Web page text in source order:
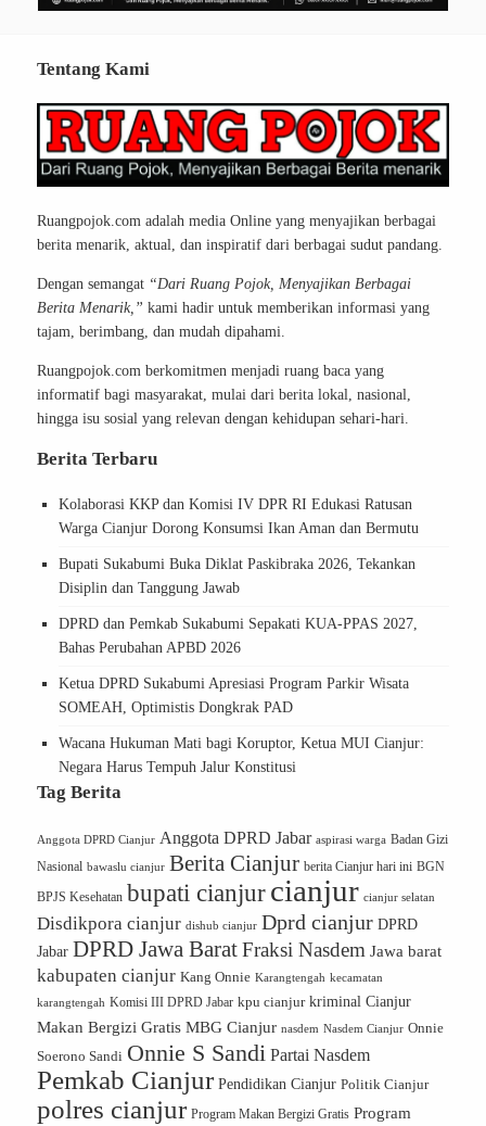
Tentang Kami
Ruangpojok.com adalah media Online yang menyajikan berbagai
berita menarik, aktual, dan inspiratif dari berbagai sudut pandang.
Dengan semangat “Dari Ruang Pojok, Menyajikan Berbagai
Berita Menarik,” kami hadir untuk memberikan informasi yang
tajam, berimbang, dan mudah dipahami.
Ruangpojok.com berkomitmen menjadi ruang baca yang
informatif bagi masyarakat, mulai dari berita lokal, nasional,
hingga isu sosial yang relevan dengan kehidupan sehari-hari.
Berita Terbaru
Kolaborasi KKP dan Komisi IV DPR RI Edukasi Ratusan
Warga Cianjur Dorong Konsumsi Ikan Aman dan Bermutu
Bupati Sukabumi Buka Diklat Paskibraka 2026, Tekankan
Disiplin dan Tanggung Jawab
DPRD dan Pemkab Sukabumi Sepakati KUA-PPAS 2027,
Bahas Perubahan APBD 2026
Ketua DPRD Sukabumi Apresiasi Program Parkir Wisata
SOMEAH, Optimistis Dongkrak PAD
Wacana Hukuman Mati bagi Koruptor, Ketua MUI Cianjur:
Negara Harus Tempuh Jalur Konstitusi
Tag Berita
Anggota DPRD Cianjur Anggota DPRD Jabar aspirasi warga Badan Gizi
Nasional bawaslu cianjur Berita Cianjur berita Cianjur hari ini BGN
BPJS Kesehatan bupati cianjurcianjur cianjur selatan
Disdikpora cianjur dishub cianjur Dprd cianjur DPRD
Jabar DPRD Jawa BaratFraksi Nasdem Jawa barat
kabupaten cianjur Kang Onnie Karangtengah kecamatan
karangtengah Komisi III DPRD Jabar kpu cianjur kriminal Cianjur
Makan Bergizi Gratis MBG Cianjur nasdem Nasdem Cianjur Onnie
Soerono Sandi Onnie S Sandi Partai Nasdem
Pemkab Cianjur Pendidikan Cianjur Politik Cianjur
polres cianjur Program Makan Bergizi Gratis Program